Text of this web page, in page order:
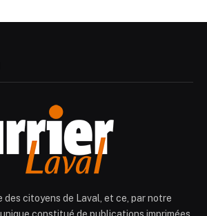
des citoyens de Laval, et ce, par notre